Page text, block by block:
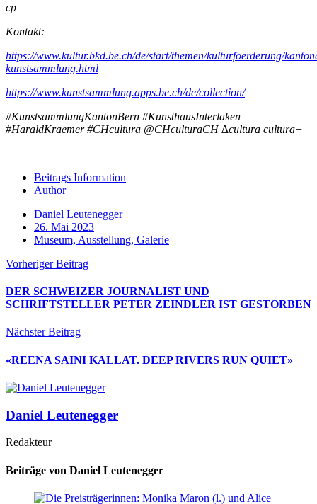
cp
Kontakt:
https://www.kultur.bkd.be.ch/de/start/themen/kulturfoerderung/
kunstsammlung.html
https://www.kunstsammlung.apps.be.ch/de/collection/
#KunstsammlungKantonBern #KunsthausInterlaken
#HaraldKraemer #CHcultura @CHculturaCH ∆cultura cultura+
Beitrags Information
Author
Daniel Leutenegger
26. Mai 2023
Museum, Ausstellung, Galerie
Vorheriger Beitrag
DER SCHWEIZER JOURNALIST UND
SCHRIFTSTELLER PETER ZEINDLER IST GESTORBEN
Nächster Beitrag
«REENA SAINI KALLAT. DEEP RIVERS RUN QUIET»
Daniel Leutenegger
Redakteur
Beiträge von Daniel Leutenegger